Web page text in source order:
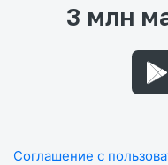
3 млн
Соглашение с